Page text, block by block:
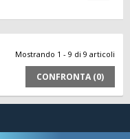
Mostrando 1 - 9 di 9 articoli
CONFRONTA (0)